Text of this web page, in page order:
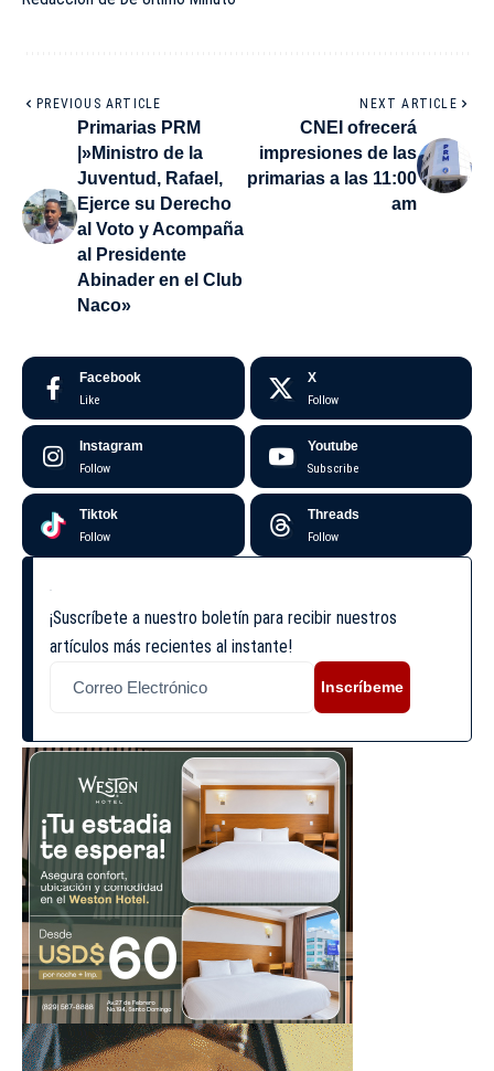
PREVIOUS ARTICLE
Primarias PRM
|»Ministro de la
Juventud, Rafael,
Ejerce su Derecho
al Voto y Acompaña
al Presidente
Abinader en el Club
Naco»
NEXT ARTICLE
CNEI ofrecerá
impresiones de las
primarias a las 11:00
am
Facebook
Like
X
Follow
Instagram
Follow
Youtube
Subscribe
Tiktok
Follow
Threads
Follow
¡Suscríbete a nuestro boletín para recibir nuestros
artículos más recientes al instante!
Inscríbeme